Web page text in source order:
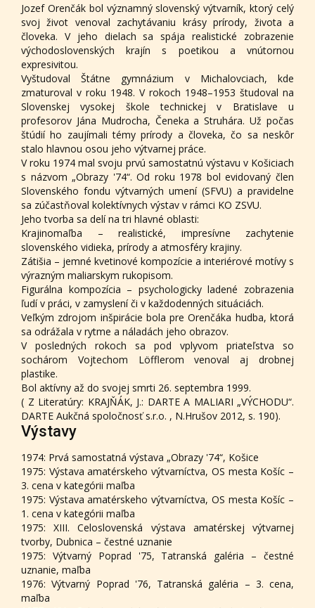
Jozef Orenčák bol významný slovenský výtvarník, ktorý celý
svoj život venoval zachytávaniu krásy prírody, života a
človeka. V jeho dielach sa spája realistické zobrazenie
východoslovenských krajín s poetikou a vnútornou
expresivitou.
Vyštudoval Štátne gymnázium v Michalovciach, kde
zmaturoval v roku 1948. V rokoch 1948–1953 študoval na
Slovenskej vysokej škole technickej v Bratislave u
profesorov Jána Mudrocha, Čeneka a Struhára. Už počas
štúdií ho zaujímali témy prírody a človeka, čo sa neskôr
stalo hlavnou osou jeho výtvarnej práce.
V roku 1974 mal svoju prvú samostatnú výstavu v Košiciach
s názvom „Obrazy '74“. Od roku 1978 bol evidovaný člen
Slovenského fondu výtvarných umení (SFVU) a pravidelne
sa zúčastňoval kolektívnych výstav v rámci KO ZSVU.
Jeho tvorba sa delí na tri hlavné oblasti:
Krajinomaľba – realistické, impresívne zachytenie
slovenského vidieka, prírody a atmosféry krajiny.
Zátišia – jemné kvetinové kompozície a interiérové motívy s
výrazným maliarskym rukopisom.
Figurálna kompozícia – psychologicky ladené zobrazenia
ľudí v práci, v zamyslení či v každodenných situáciách.
Veľkým zdrojom inšpirácie bola pre Orenčáka hudba, ktorá
sa odrážala v rytme a náladách jeho obrazov.
V posledných rokoch sa pod vplyvom priateľstva so
sochárom Vojtechom Löfflerom venoval aj drobnej
plastike.
Bol aktívny až do svojej smrti 26. septembra 1999.
( Z Literatúry: KRAJŇÁK, J.: DARTE A MALIARI „VÝCHODU“.
DARTE Aukčná spoločnosť s.r.o. , N.Hrušov 2012, s. 190).
Výstavy
1974: Prvá samostatná výstava „Obrazy '74“, Košice
1975: Výstava amatérskeho výtvarníctva, OS mesta Košíc –
3. cena v kategórii maľba
1975: Výstava amatérskeho výtvarníctva, OS mesta Košíc –
1. cena v kategórii maľba
1975: XIII. Celoslovenská výstava amatérskej výtvarnej
tvorby, Dubnica – čestné uznanie
1975: Výtvarný Poprad '75, Tatranská galéria – čestné
uznanie, maľba
1976: Výtvarný Poprad '76, Tatranská galéria – 3. cena,
maľba